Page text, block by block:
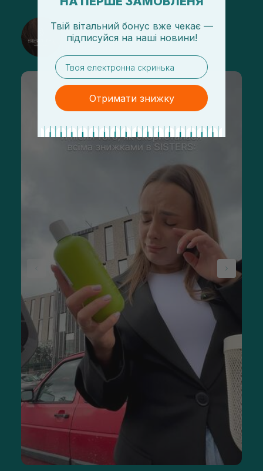
@sisters_stelmakh в Instagram
Твій вітальний бонус вже чекає —
підписуйся на наші новини!
email
Отримати знижку